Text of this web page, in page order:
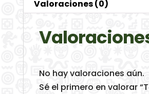
Chocolate
cantidad
Valoraciones (0)
No hay valoraciones aún.
Sé el primero en valorar